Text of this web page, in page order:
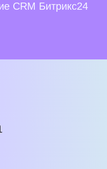
CRM Битрикс24